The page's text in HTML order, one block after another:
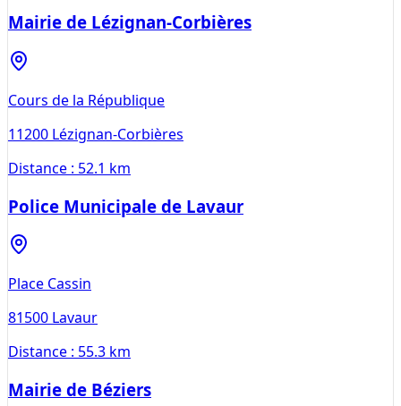
Mairie de Lézignan-Corbières
Cours de la République
11200 Lézignan-Corbières
Distance : 52.1 km
Police Municipale de Lavaur
Place Cassin
81500 Lavaur
Distance : 55.3 km
Mairie de Béziers